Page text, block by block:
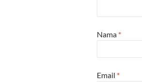
Nama *
Email *